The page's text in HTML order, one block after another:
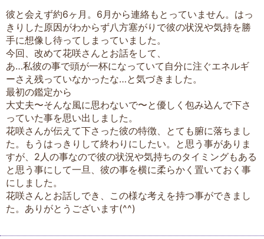
彼と会えず約6ヶ月。6月から連絡もとっていません。はっ
きりした原因がわからず八方塞がりで彼の状況や気持を勝
手に想像し待ってしまっていました。
今回、改めて花咲さんとお話をして、
あ…私彼の事で頭が一杯になっていて自分に注ぐエネルギ
ーさえ残っていなかったな…と気づきました。
最初の鑑定から
大丈夫〜そんな風に思わないで〜と優しく包み込んで下さ
っていた事を思い出しました。
花咲さんが伝えて下さった彼の特徴、とても腑に落ちまし
た。もうはっきりして終わりにしたい。と思う事がありま
すが、2人の事なので彼の状況や気持ちのタイミングもある
と思う事にして一旦、彼の事を横に柔らかく置いておく事
にしました。
花咲さんとお話しでき、この様な考えを持つ事ができまし
た。ありがとうございます(^^)